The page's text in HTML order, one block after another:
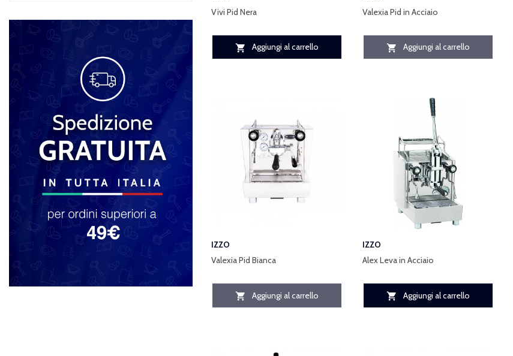
Vivi Pid Nera
 Aggiungi al carrello
Valexia Pid in Acciaio
 Aggiungi al carrello
IZZO
Valexia Pid Bianca
 Aggiungi al carrello
IZZO
Alex Leva in Acciaio
 Aggiungi al carrello